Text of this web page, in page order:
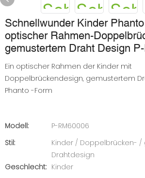
Schnellwunder Kinder
optischer Rahmen-
gemustertem Draht Design
Ein optischer Rahmen der Kinder mit
Doppelbrückendesign, gemustertem
Phanto -Form
Modell:
P-RM60006
Stil:
Kinder / Doppelbrücken-
Drahtdesign
Geschlecht: Kinder